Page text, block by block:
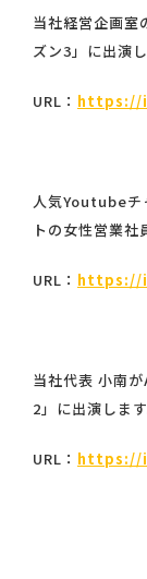
当社経営企画室
ズン3」に出演し
URL： https://
人気Youtubeチ
トの女性営業社
URL： https://
当社代表 小南
2」に出演します
URL： https://